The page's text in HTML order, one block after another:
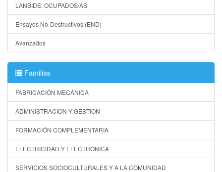
LANBIDE: OCUPADOS/AS
Ensayos No-Destructivos (END)
Avanzados
Familias
FABRICACIÓN MECÁNICA
ADMINISTRACION Y GESTION
FORMACIÓN COMPLEMENTARIA
ELECTRICIDAD Y ELECTRÓNICA
SERVICIOS SOCIOCULTURALES Y A LA COMUNIDAD